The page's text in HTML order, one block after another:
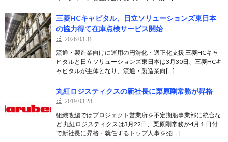
三菱HCキャピタル、日立ソリューションズ東日本
の協力得て在庫点検サービス開始
2026.03.31
流通・製造業向けに運用の円滑化・適正化支援 三菱HCキャ
ピタルと日立ソリューションズ東日本は3月30日、三菱HCキ
ャピタルが主体となり、流通・製造業向[…]
丸紅ロジスティクスの新社長に栗原剛常務が昇格
2019.03.28
組織改編ではプロジェクト営業所を不定期船事業部に統合な
ど 丸紅ロジスティクスは3月22日、栗原剛常務が4月１日付
で新社長に昇格・就任するトップ人事を発[…]